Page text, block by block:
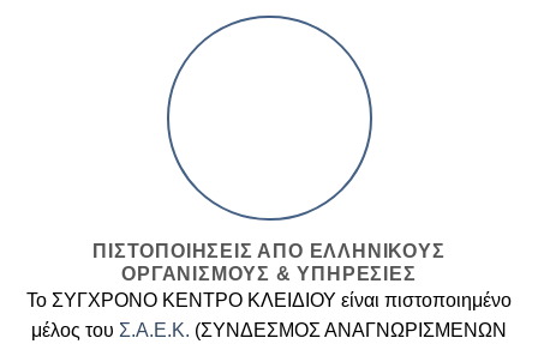
ΠΙΣΤΟΠΟΙΗΣΕΙΣ ΑΠΟ ΕΛΛΗΝΙΚΟΥΣ
ΟΡΓΑΝΙΣΜΟΥΣ & ΥΠΗΡΕΣΙΕΣ
Το ΣΥΓΧΡΟΝΟ ΚΕΝΤΡΟ ΚΛΕΙΔΙΟΥ είναι πιστοποιημένο
μέλος του Σ.Α.Ε.Κ. (ΣΥΝΔΕΣΜΟΣ ΑΝΑΓΝΩΡΙΣΜΕΝΩΝ